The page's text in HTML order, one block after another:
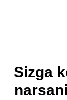
Sizga